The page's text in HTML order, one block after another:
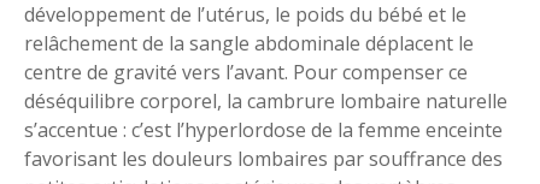
développement de l’utérus, le poids du bébé et le
relâchement de la sangle abdominale déplacent le
centre de gravité vers l’avant. Pour compenser ce
déséquilibre corporel, la cambrure lombaire naturelle
s’accentue : c’est l’hyperlordose de la femme enceinte
favorisant les douleurs lombaires par souffrance des